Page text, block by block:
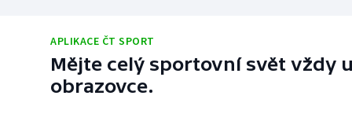
APLIKACE ČT SPORT
Mějte celý sportovní svět vždy
obrazovce.